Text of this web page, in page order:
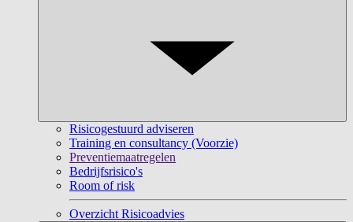
Risicogestuurd adviseren
Training en consultancy (Voorzie)
Preventiemaatregelen
Bedrijfsrisico's
Room of risk
Overzicht Risicoadvies